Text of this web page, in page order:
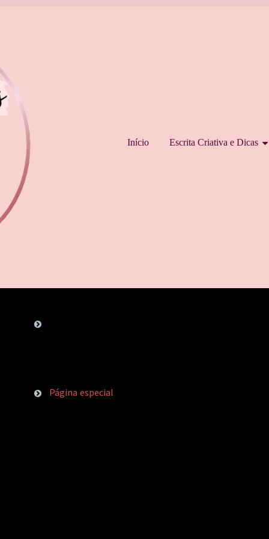
Pular para o conteúdo
Início Escrita Criativa e Dicas
Página especial